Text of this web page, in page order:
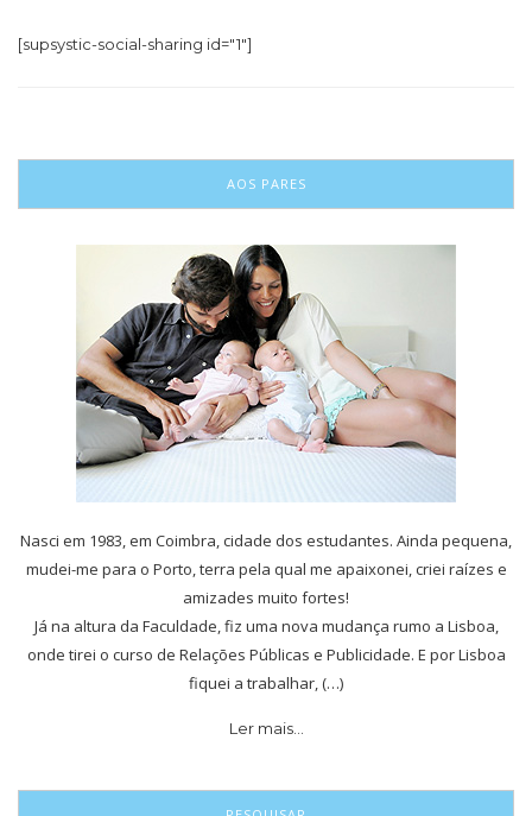
[supsystic-social-sharing id="1"]
AOS PARES
Nasci em 1983, em Coimbra, cidade dos estudantes. Ainda pequena,
mudei-me para o Porto, terra pela qual me apaixonei, criei raízes e
amizades muito fortes!
Já na altura da Faculdade, fiz uma nova mudança rumo a Lisboa,
onde tirei o curso de Relações Públicas e Publicidade. E por Lisboa
fiquei a trabalhar, (…)
Ler mais…